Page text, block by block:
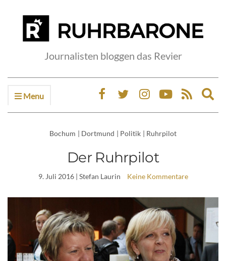
Journalisten bloggen das Revier
Menu
Bochum | Dortmund | Politik | Ruhrpilot
Der Ruhrpilot
9. Juli 2016| Stefan Laurin Keine Kommentare